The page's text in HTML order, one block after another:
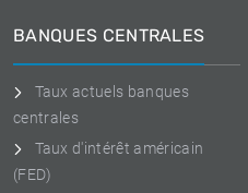
BANQUES CENTRALES
Taux actuels banques
centrales
Taux d'intérêt américain
(FED)